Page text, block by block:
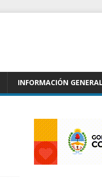
INFORMACIÓN GENERAL